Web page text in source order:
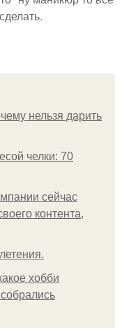
нельзя дарить
челки: 70
сейчас
контента,
хобби